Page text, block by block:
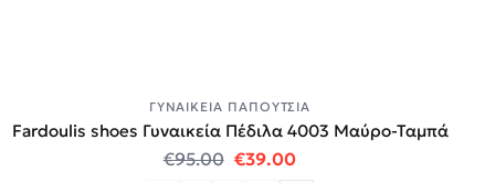
ΓΥΝΑΙΚΕΊΑ ΠΑΠΟΎΤΣΙΑ
Fardoulis shoes Γυναικεία Πέδιλα 4003 Μαύρο-Ταμπά
€95.00 Original price was: €95.00.
€39.00Η τρέχουσα τιμή